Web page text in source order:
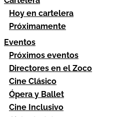
Hoy en cartelera
Próximamente
Eventos
Próximos eventos
Directores en el Zoco
Cine Clásico
Ópera y Ballet
Cine Inclusivo